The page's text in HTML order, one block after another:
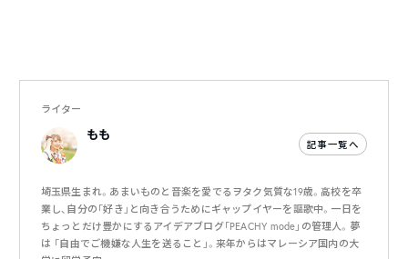
ライター
もも
記事一覧へ
埼玉県生まれ。あまいものと音楽を愛でるヲタク気質な19歳。高校を卒
業し、自分の「好き」と向き合うためにギャップイヤーを謳歌中。一日を
ちょっとだけ豊かにするアイデアブログ「PEACHY mode」の管理人。夢
は 「自由でご機嫌な人生を送ること」。来年からはマレーシア国内の大